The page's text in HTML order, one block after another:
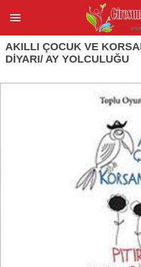
AKILLI ÇOCUK VE
DİYARI/ AY YOLCULUĞU